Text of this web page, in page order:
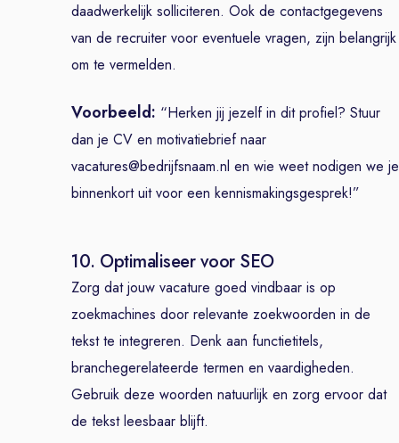
daadwerkelijk solliciteren. Ook de contactgegevens
van de recruiter voor eventuele vragen, zijn belangrijk
om te vermelden.
Voorbeeld: “Herken jij jezelf in dit profiel? Stuur
dan je CV en motivatiebrief naar
vacatures@bedrijfsnaam.nl en wie weet nodigen we je
binnenkort uit voor een kennismakingsgesprek!”
10. Optimaliseer voor SEO
Zorg dat jouw vacature goed vindbaar is op
zoekmachines door relevante zoekwoorden in de
tekst te integreren. Denk aan functietitels,
branchegerelateerde termen en vaardigheden.
Gebruik deze woorden natuurlijk en zorg ervoor dat
de tekst leesbaar blijft.